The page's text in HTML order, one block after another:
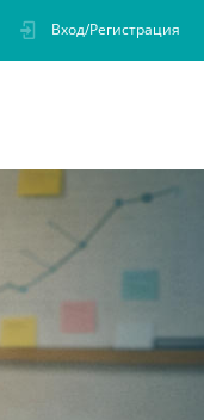
Вход/Регистрация